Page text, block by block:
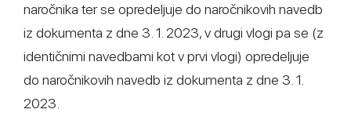
naročnika ter se opredeljuje do naročnikovih navedb
iz dokumenta z dne 3. 1. 2023, v drugi vlogi pa se (z
identičnimi navedbami kot v prvi vlogi) opredeljuje
do naročnikovih navedb iz dokumenta z dne 3. 1.
2023.